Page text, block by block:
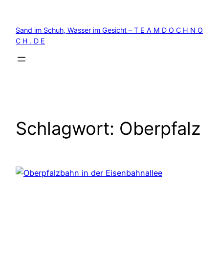
springen
Sand im Schuh, Wasser im Gesicht – T E A M D O C H N O
C H . D E
Schlagwort: Oberpfalz